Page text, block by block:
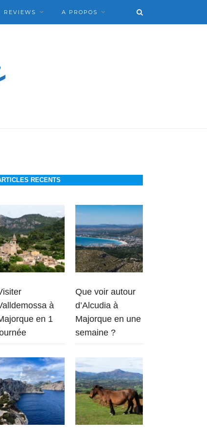
REVIEWS A PROPOS
RECENTS
à
en 1
Que voir autour
d’Alcudia à
Majorque en une
semaine ?